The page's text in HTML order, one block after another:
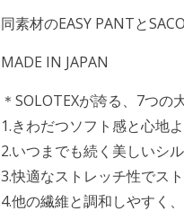
同素材のEASY PANTと
MADE IN JAPAN
＊SOLOTEXが誇る、7つの
1.きわだつソフト感と心地
2.いつまでも続く美しいシ
3.快適なストレッチ性でス
4.他の繊維と調和しやすく